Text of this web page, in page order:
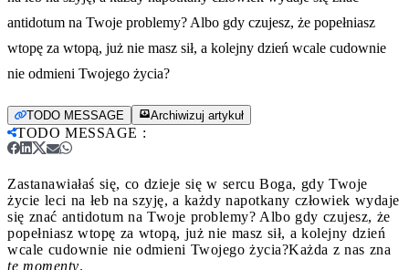
antidotum na Twoje problemy? Albo gdy czujesz, że popełniasz
wtopę za wtopą, już nie masz sił, a kolejny dzień wcale cudownie
nie odmieni Twojego życia?
TODO MESSAGE Archiwizuj artykuł
TODO MESSAGE :
Zastanawiałaś się, co dzieje się w sercu Boga, gdy Twoje
życie leci na łeb na szyję, a każdy napotkany człowiek wydaje
się znać antidotum na Twoje problemy? Albo gdy czujesz, że
popełniasz wtopę za wtopą, już nie masz sił, a kolejny dzień
wcale cudownie nie odmieni Twojego życia?Każda z nas zna
te momenty.